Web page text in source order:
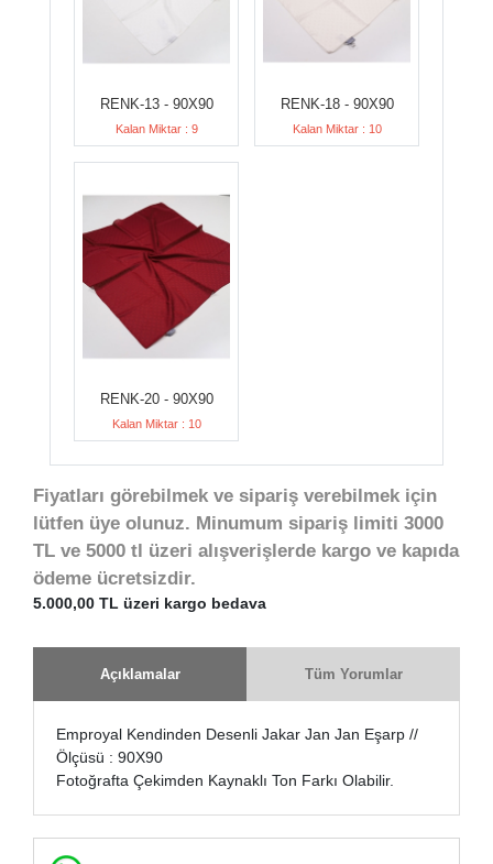
RENK-13 - 90X90
Kalan Miktar : 9
RENK-18 - 90X90
Kalan Miktar : 10
RENK-20 - 90X90
Kalan Miktar : 10
Fiyatları görebilmek ve sipariş verebilmek için
lütfen üye olunuz. Minumum sipariş limiti 3000
TL ve 5000 tl üzeri alışverişlerde kargo ve kapıda
ödeme ücretsizdir.
5.000,00 TL üzeri kargo bedava
Açıklamalar Tüm Yorumlar
Emproyal Kendinden Desenli Jakar Jan Jan Eşarp //
Ölçüsü : 90X90
Fotoğrafta Çekimden Kaynaklı Ton Farkı Olabilir.